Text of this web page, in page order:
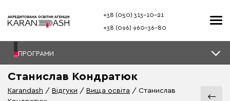
+38 (050) 313–10-21
+38 (096) 960–36-80
ПРОГРАМИ
Станислав Кондратюк
Karandash Відгуки Вища освіта
Станислав